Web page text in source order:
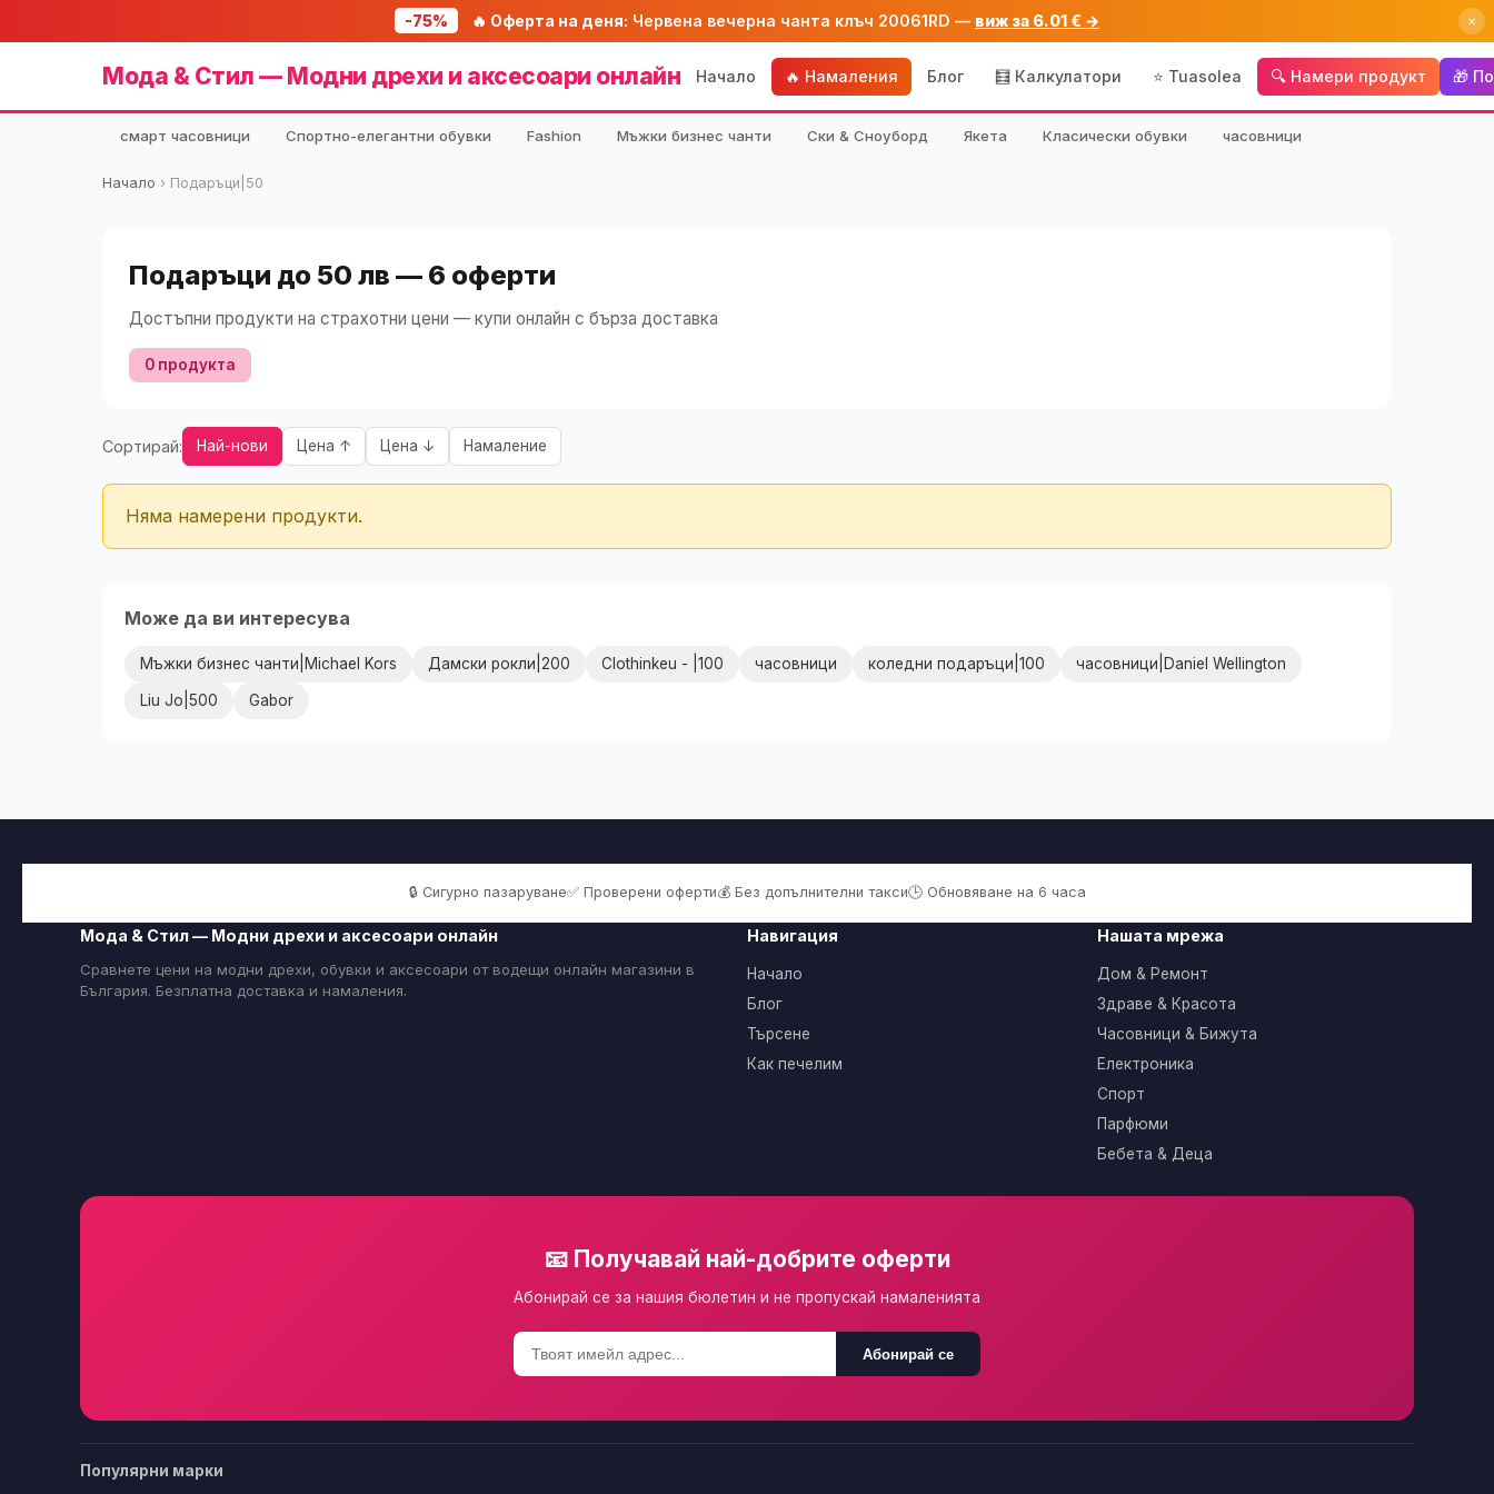
-75% 🔥 Оферта на деня: Червена вечерна чанта клъч 20061RD — виж за 6.01 € → ×
Мода & Стил — Модни дрехи и аксесоари онлайн Начало 🔥 Намаления Блог 🧮 Калкулатори ⭐ Tuasolea 🔍 Намери продукт 🎁
смарт часовници Спортно-елегантни обувки Fashion Мъжки бизнес чанти Ски & Сноуборд Якета Класически обувки часовници
Начало › Подаръци|50
Подаръци до 50 лв — 6 оферти
Достъпни продукти на страхотни цени — купи онлайн с бърза доставка
0 продукта
Сортирай: Най-нови Цена ↑ Цена ↓ Намаление
Няма намерени продукти.
Може да ви интересува
Мъжки бизнес чанти|Michael Kors Дамски рокли|200 Clothinkeu - |100 часовници коледни подаръци|100 часовници|Daniel Wellington
Liu Jo|500 Gabor
🔒 Сигурно пазаруване✅ Проверени оферти💰 Без допълнителни такси🕒 Обновяване на 6 часа
Мода & Стил — Модни дрехи и аксесоари онлайн
Сравнете цени на модни дрехи, обувки и аксесоари от водещи онлайн магазини в
България. Безплатна доставка и намаления.
Навигация
Начало
Блог
Търсене
Как печелим
Нашата мрежа
Дом & Ремонт
Здраве & Красота
Часовници & Бижута
Електроника
Спорт
Парфюми
Бебета & Деца
📧 Получавай най-добрите оферти
Абонирай се за нашия бюлетин и не пропускай намаленията
Абонирай се
Популярни марки